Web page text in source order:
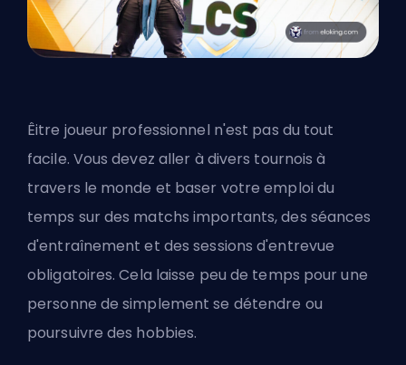
Êitre joueur professionnel n'est pas du tout
facile. Vous devez aller à divers tournois à
travers le monde et baser votre emploi du
temps sur des matchs importants, des séances
d'entraînement et des sessions d'entrevue
obligatoires. Cela laisse peu de temps pour une
personne de simplement se détendre ou
poursuivre des hobbies.